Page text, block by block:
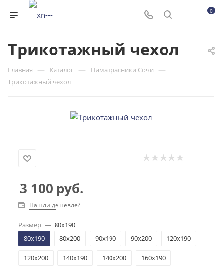
0
Трикотажный чехол
Главная — Каталог — Наматрасники Сочи —
Трикотажный чехол
3 100 руб.
Нашли дешевле?
Размер — 80x190
80x190
80x200 90x190 90x200 120x190
120x200 140x190 140x200 160x190